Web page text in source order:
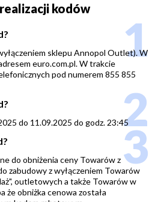
kodów
sklepu Annopol Outlet). W
euro.com.pl. W trakcie
pod numerem 855 855
1
do 11.09.2025 do godz. 23:452
do obniżenia ceny Towarów z
zabudowy z wyłączeniem Towarów
outletowych a także Towarów w
że obniżka cenowa została
3